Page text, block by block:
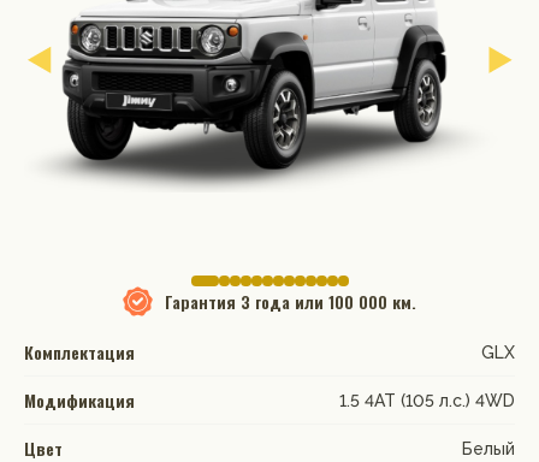
Гарантия 3 года или 100 000 км.
Комплектация
GLX
Модификация 1.5 4AT (105 л.с.) 4WD
Цвет Белый